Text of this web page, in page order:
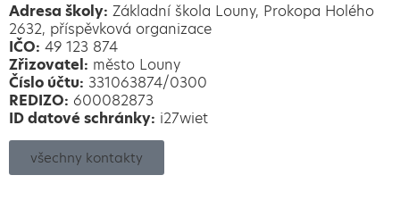
Adresa školy: Základní škola Louny, Prokopa Holého
2632, příspěvková organizace
IČO: 49 123 874
Zřizovatel: město Louny
Číslo účtu: 331063874/0300
REDIZO: 600082873
ID datové schránky: i27wiet
všechny kontakty